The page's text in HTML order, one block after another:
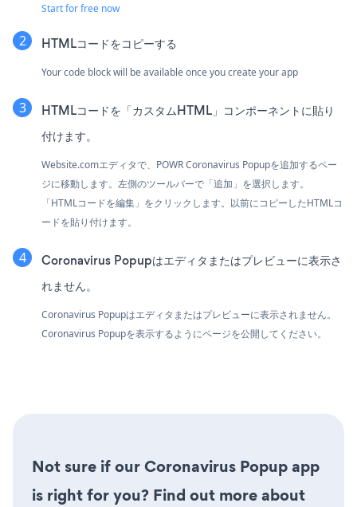
Start for free now
HTMLコードをコピーする
Your code block will be available once you create your app
HTMLコードを「カスタムHTML」コンポーネントに貼り
付けます。
Website.comエディタで、POWR Coronavirus Popupを追加するペー
ジに移動します。左側のツールバーで「追加」を選択します。
「HTMLコードを編集」をクリックします。以前にコピーしたHTMLコ
ードを貼り付けます。
Coronavirus Popupはエディタまたはプレビューに表示さ
れません。
Coronavirus Popupはエディタまたはプレビューに表示されません。
Coronavirus Popupを表示するようにページを公開してください。
Not sure if our Coronavirus Popup app
is right for you? Find out more about